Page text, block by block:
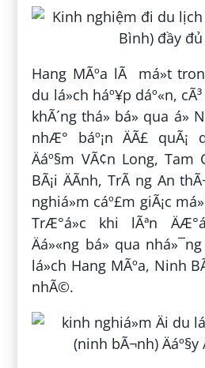
Hang MÃºa lÃ má»t
du lá»ch háº¥p dáº«n,
khÃ´ng thá» bá» qua
nhÆ° báº¡n ÄÃ£ quÃ¡
Äáº§m VÃ¢n Long, Tam
BÃ¡i ÄÃ­nh, TrÃ ng An
nghiá»m cáº£m giÃ¡c
TrÆ°á»c khi lÃªn
Äá»«ng bá» qua
lá»ch Hang MÃºa, Ninh
nhÃ©.